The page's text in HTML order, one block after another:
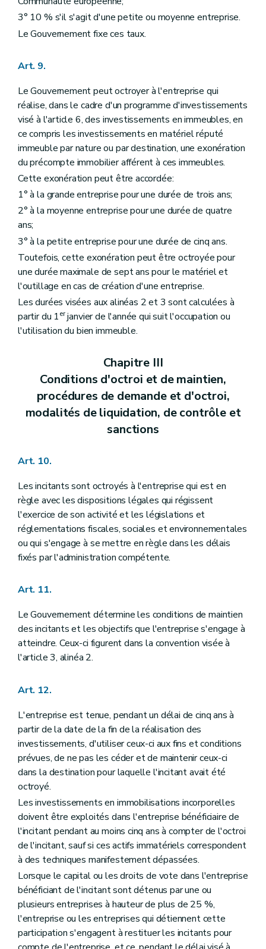
3° 10 % s'il s'agit d'une petite ou moyenne entreprise.
Le Gouvernement fixe ces taux.
Art. 9.
Le Gouvernement peut octroyer à l'entreprise qui
réalise, dans le cadre d'un programme d'investissements
visé à l'article 6, des investissements en immeubles, en
ce compris les investissements en matériel réputé
immeuble par nature ou par destination, une exonération
du précompte immobilier afférent à ces immeubles.
Cette exonération peut être accordée:
1° à la grande entreprise pour une durée de trois ans;
2° à la moyenne entreprise pour une durée de quatre
ans;
3° à la petite entreprise pour une durée de cinq ans.
Toutefois, cette exonération peut être octroyée pour
une durée maximale de sept ans pour le matériel et
l'outillage en cas de création d'une entreprise.
Les durées visées aux alinéas 2 et 3 sont calculées à
partir du 1erjanvier de l'année qui suit l'occupation ou
l'utilisation du bien immeuble.
Chapitre III
Conditions d'octroi et de maintien,
procédures de demande et d'octroi,
modalités de liquidation, de contrôle et
sanctions
Art. 10.
Les incitants sont octroyés à l'entreprise qui est en
règle avec les dispositions légales qui régissent
l'exercice de son activité et les législations et
réglementations fiscales, sociales et environnementales
ou qui s'engage à se mettre en règle dans les délais
fixés par l'administration compétente.
Art. 11.
Le Gouvernement détermine les conditions de maintien
des incitants et les objectifs que l'entreprise s'engage à
atteindre. Ceux-ci figurent dans la convention visée à
l'article 3, alinéa 2.
Art. 12.
L'entreprise est tenue, pendant un délai de cinq ans à
partir de la date de la fin de la réalisation des
investissements, d'utiliser ceux-ci aux fins et conditions
prévues, de ne pas les céder et de maintenir ceux-ci
dans la destination pour laquelle l'incitant avait été
octroyé.
Les investissements en immobilisations incorporelles
doivent être exploités dans l'entreprise bénéficiaire de
l'incitant pendant au moins cinq ans à compter de l'octroi
de l'incitant, sauf si ces actifs immatériels correspondent
à des techniques manifestement dépassées.
Lorsque le capital ou les droits de vote dans l'entreprise
bénéficiant de l'incitant sont détenus par une ou
plusieurs entreprises à hauteur de plus de 25 %,
l'entreprise ou les entreprises qui détiennent cette
participation s'engagent à restituer les incitants pour